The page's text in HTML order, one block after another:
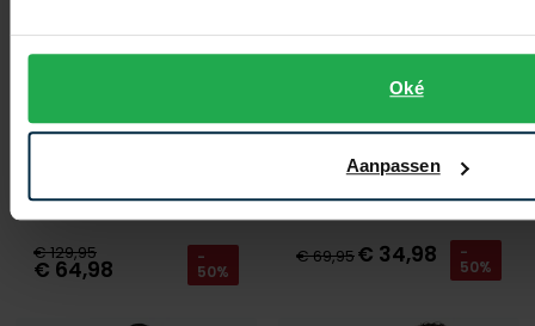
Oké
Aanpassen
Boucle knit polo groen
€ 129,95
€ 64,98 -
50%
Butcher of Blue
T-shirt grijs met opdruk
€ 69,95€ 34,98 -
50%